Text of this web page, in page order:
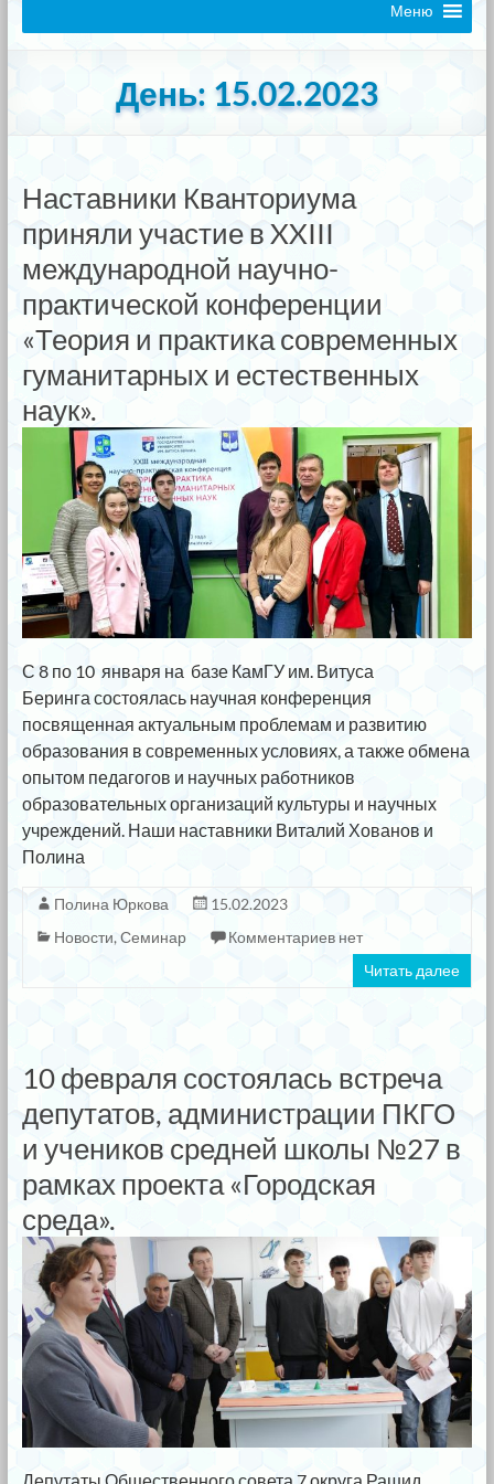
Меню
День: 15.02.2023
Наставники Кванториума
приняли участие в XXIII
международной научно-
практической конференции
«Теория и практика современных
гуманитарных и естественных
наук».
С 8 по 10 января на базе КамГУ им. Витуса
Беринга состоялась научная конференция
посвященная актуальным проблемам и развитию
образования в современных условиях, а также обмена
опытом педагогов и научных работников
образовательных организаций культуры и научных
учреждений. Наши наставники Виталий Хованов и
Полина
Полина Юркова
15.02.2023
Новости,Семинар
Комментариев нет
Читать далее
10 февраля состоялась встреча
депутатов, администрации ПКГО
и учеников средней школы №27 в
рамках проекта «Городская
среда».